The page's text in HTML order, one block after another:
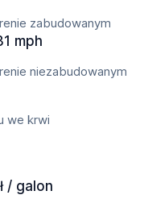
zabudowanym
mph
niezabudowanym
we krwi
/ galon